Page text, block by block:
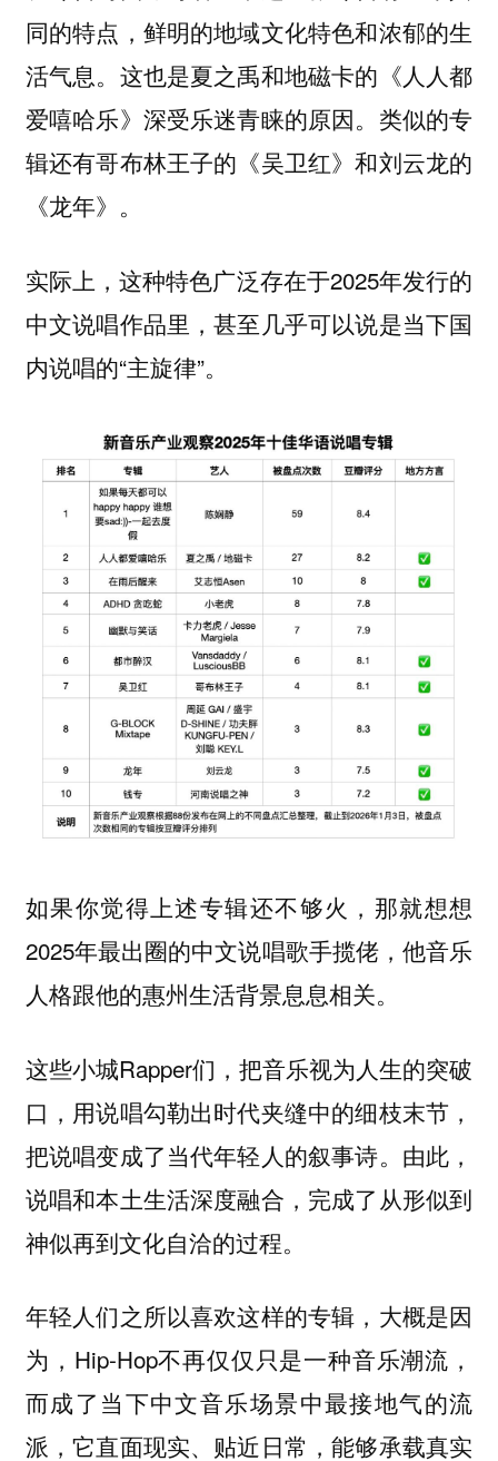
同的特点，鲜明的地域文化特色和浓郁的生
活气息。这也是夏之禹和地磁卡的《人人都
爱嘻哈乐》深受乐迷青睐的原因。类似的专
辑还有哥布林王子的《吴卫红》和刘云龙的
《龙年》。
实际上，这种特色广泛存在于2025年发行的
中文说唱作品里，甚至几乎可以说是当下国
内说唱的“主旋律”。
如果你觉得上述专辑还不够火，那就想想
2025年最出圈的中文说唱歌手揽佬，他音乐
人格跟他的惠州生活背景息息相关。
这些小城Rapper们，把音乐视为人生的突破
口，用说唱勾勒出时代夹缝中的细枝末节，
把说唱变成了当代年轻人的叙事诗。由此，
说唱和本土生活深度融合，完成了从形似到
神似再到文化自洽的过程。
年轻人们之所以喜欢这样的专辑，大概是因
为，Hip-Hop不再仅仅只是一种音乐潮流，
而成了当下中文音乐场景中最接地气的流
派，它直面现实、贴近日常，能够承载真实